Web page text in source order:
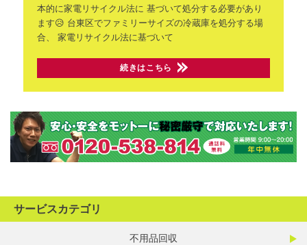
本的に家電リサイクル法に 基づいて処分する必要があり
ます😥 台東区でファミリーサイズの冷蔵庫を処分する場
合、
家電リサイクル法に基づいて
続きはこちら
サービスカテゴリ
不用品回収